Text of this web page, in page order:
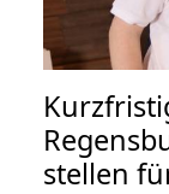
stellen